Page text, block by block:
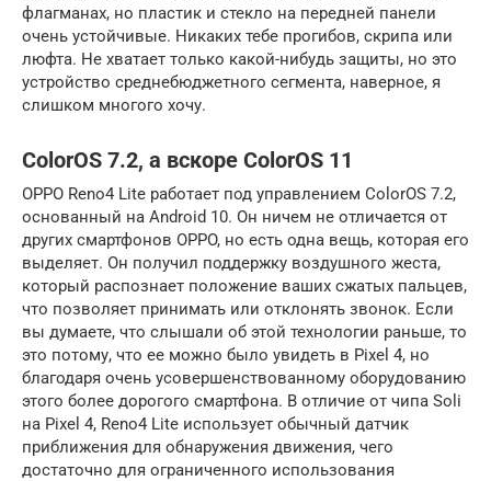
флагманах, но пластик и стекло на передней панели
очень устойчивые. Никаких тебе прогибов, скрипа или
люфта. Не хватает только какой-нибудь защиты, но это
устройство среднебюджетного сегмента, наверное, я
слишком многого хочу.
ColorOS 7.2, а вскоре ColorOS 11
OPPO Reno4 Lite работает под управлением ColorOS 7.2,
основанный на Android 10. Он ничем не отличается от
других смартфонов OPPO, но есть одна вещь, которая его
выделяет. Он получил поддержку воздушного жеста,
который распознает положение ваших сжатых пальцев,
что позволяет принимать или отклонять звонок. Если
вы думаете, что слышали об этой технологии раньше, то
это потому, что ее можно было увидеть в Pixel 4, но
благодаря очень усовершенствованному оборудованию
этого более дорогого смартфона. В отличие от чипа Soli
на Pixel 4, Reno4 Lite использует обычный датчик
приближения для обнаружения движения, чего
достаточно для ограниченного использования